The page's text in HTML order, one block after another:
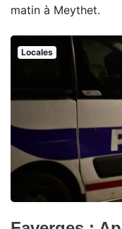
matin à Meythet.
Locales